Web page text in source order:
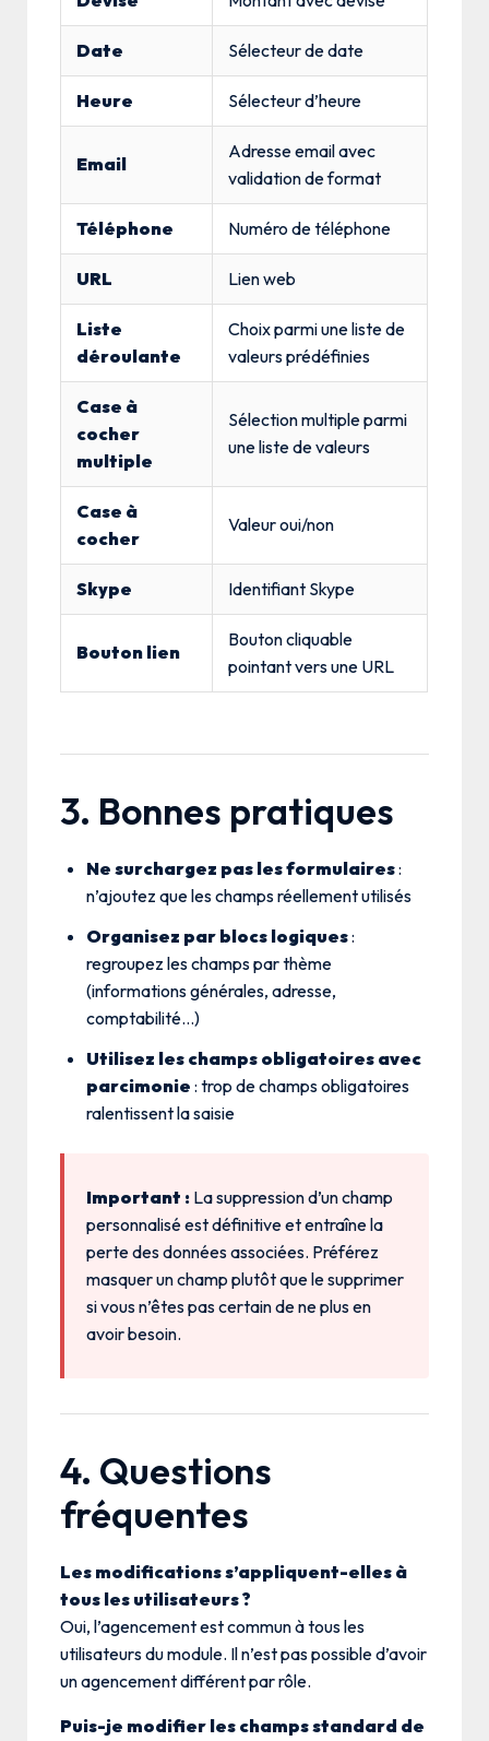
Date Sélecteur de date
Heure Sélecteur d’heure
Email
Adresse email avec
validation de format
Téléphone Numéro de téléphone
URL Lien web
Liste
déroulante
Choix parmi une liste de
valeurs prédéfinies
Case à
cocher
multiple
Sélection multiple parmi
une liste de valeurs
Case à
cocher
Valeur oui/non
Skype Identifiant Skype
Bouton lien
Bouton cliquable
pointant vers une URL
3. Bonnes pratiques
Ne surchargez pas les formulaires:
n’ajoutez que les champs réellement utilisés
Organisez par blocs logiques:
regroupez les champs par thème
(informations générales, adresse,
comptabilité…)
Utilisez les champs obligatoires avec
parcimonie : trop de champs obligatoires
ralentissent la saisie
Important : La suppression d’un champ
personnalisé est définitive et entraîne la
perte des données associées. Préférez
masquer un champ plutôt que le supprimer
si vous n’êtes pas certain de ne plus en
avoir besoin.
4. Questions
fréquentes
Les modifications s’appliquent-elles à
tous les utilisateurs ?
Oui, l’agencement est commun à tous les
utilisateurs du module. Il n’est pas possible d’avoir
un agencement différent par rôle.
Puis-je modifier les champs standard de